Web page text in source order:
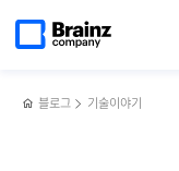
페이지로
블로그 기술이야기
내기
첫걸음,
모니터링에서
중요한
다음
슬라이드